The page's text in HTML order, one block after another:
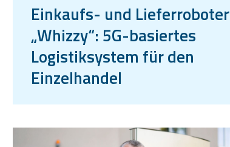
Einkaufs- und Lieferroboter
„Whizzy“: 5G-basiertes
Logistiksystem für den
Einzelhandel